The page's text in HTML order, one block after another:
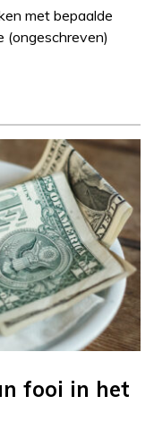
met bepaalde
(ongeschreven)
fooi in het